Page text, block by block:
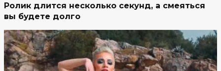
Ролик длится несколько секунд, а смеяться
вы будете долго